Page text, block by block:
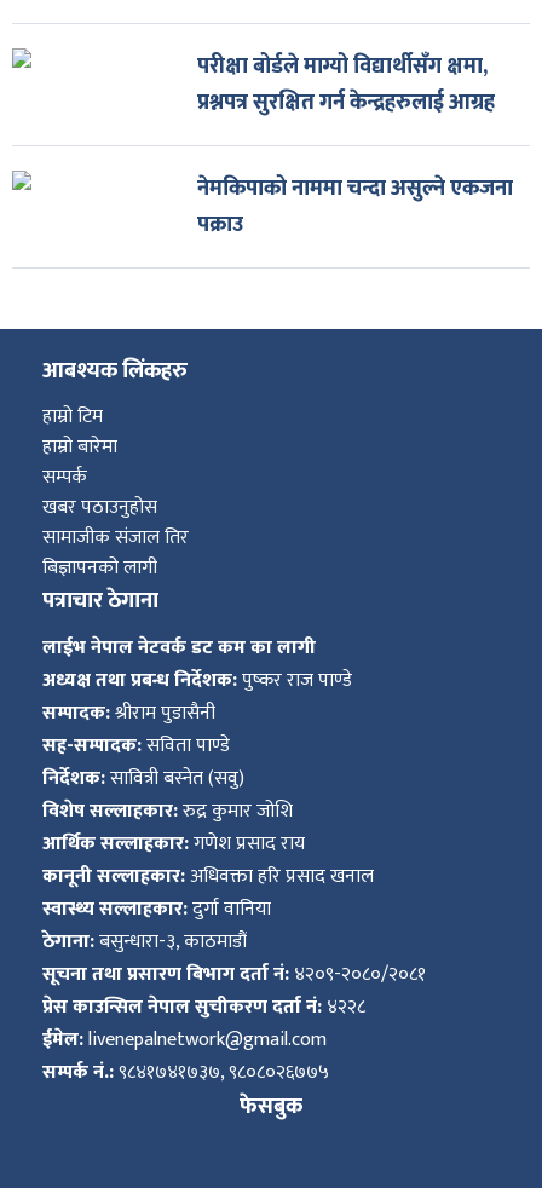
परीक्षा बोर्डले माग्यो विद्यार्थीसँग क्षमा,
प्रश्नपत्र सुरक्षित गर्न केन्द्रहरुलाई आग्रह
नेमकिपाको नाममा चन्दा असुल्ने एकजना
पक्राउ
आबश्यक लिंकहरु
हाम्रो टिम
हाम्रो बारेमा
सम्पर्क
खबर पठाउनुहोस
सामाजीक संजाल तिर
बिज्ञापनको लागी
पत्राचार ठेगाना
लाईभ नेपाल नेटवर्क डट कम का लागी
अध्यक्ष तथा प्रबन्ध निर्देशक:पुष्कर राज पाण्डे
सम्पादक:श्रीराम पुडासैनी
सह-सम्पादक:सविता पाण्डे
निर्देशक:सावित्री बस्नेत (सवु)
विशेष सल्लाहकार:रुद्र कुमार जोशि
आर्थिक सल्लाहकार:गणेश प्रसाद राय
कानूनी सल्लाहकार:अधिवक्ता हरि प्रसाद खनाल
स्वास्थ्य सल्लाहकार:दुर्गा वानिया
ठेगाना:बसुन्धारा-३, काठमाडौं
सूचना तथा प्रसारण बिभाग दर्ता नं:४२०९-२०८०/२०८१
प्रेस काउन्सिल नेपाल सुचीकरण दर्ता नं:४२२८
ईमेल:livenepalnetwork@gmail.com
सम्पर्क नं.:९८४१७४१७३७, ९८०८०२६७७५
फेसबुक